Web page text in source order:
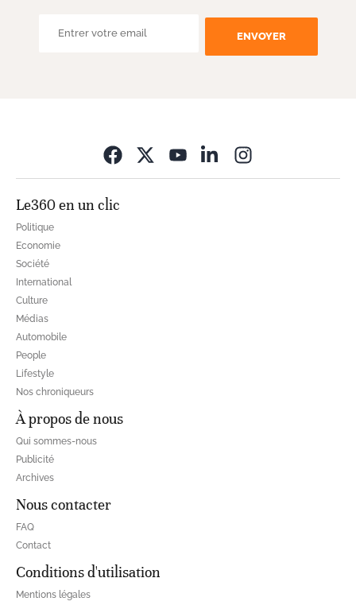
ENVOYER
Le360 en un clic
Politique
Economie
Société
International
Culture
Médias
Automobile
People
Lifestyle
Nos chroniqueurs
À propos de nous
Qui sommes-nous
Publicité
Archives
Nous contacter
FAQ
Contact
Conditions d'utilisation
Mentions légales